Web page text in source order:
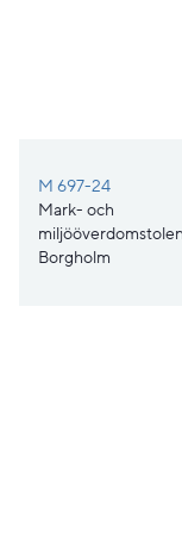
M 697-24
Mark- och
miljööverdomstolen
Borgholm